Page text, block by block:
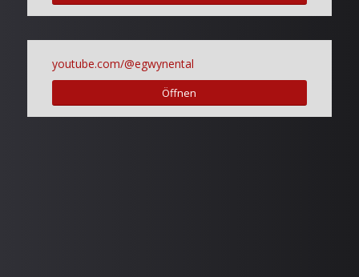
youtube.com/@egwynental
Öffnen